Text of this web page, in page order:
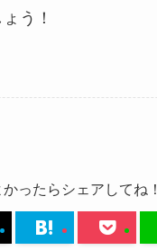
う！
かったらシェアしてね！